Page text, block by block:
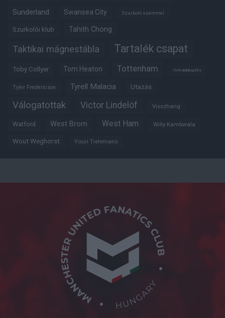
Sunderland Swansea City Szurkoló szemmel
Szurkolói klub Tahith Chong
Taktikai mágnestábla Tartalék csapat
Toby Collyer Tom Heaton Tottenham Trófeabibliográfia
Tyler Fredericson Tyrell Malacia Utazás
Válogatottak Victor Lindelöf Visszhang
Watford West Brom West Ham Willy Kambwala
Wout Weghorst Youri Tielemans